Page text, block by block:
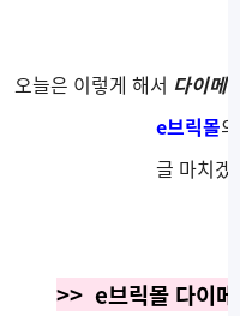
오늘은 이렇게 해서 다이메
e브릭몰
글 마치겠
>> e브릭몰 다이